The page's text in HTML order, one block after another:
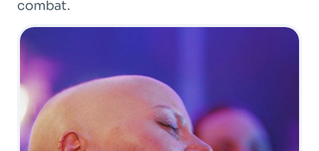
connexion
Avantages fidélité
Programme
combat.